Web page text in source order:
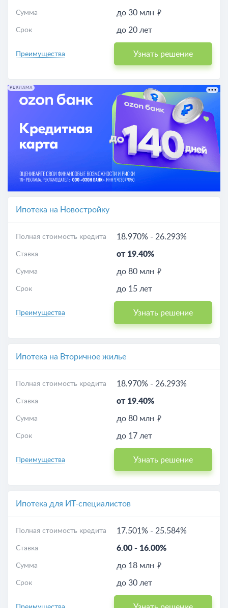
Сумма до 30 млн
Срок до 20 лет
Преимущества Узнать решение
РЕКЛАМА
Ипотека на Новостройку
Полная стоимость кредита 18.970% - 26.293%
Ставка от 19.40%
Сумма до 80 млн
Срок до 15 лет
Преимущества Узнать решение
Ипотека на Вторичное жилье
Полная стоимость кредита 18.970% - 26.293%
Ставка от 19.40%
Сумма до 80 млн
Срок до 17 лет
Преимущества Узнать решение
Ипотека для ИТ-специалистов
Полная стоимость кредита 17.501% - 25.584%
Ставка 6.00 - 16.00%
Сумма до 18 млн
Срок до 30 лет